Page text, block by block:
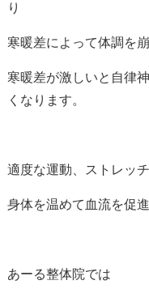
り
寒暖差によって体調を
寒暖差が激しいと自律
くなります。
適度な運動、ストレッ
身体を温めて血流を促
あーる整体院では